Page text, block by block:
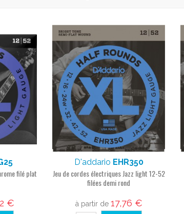
filé plat
€
D'addario EHR350
Jeu de cordes électriques Jazz light 12-52
filées demi rond
à partir de 17,76 €